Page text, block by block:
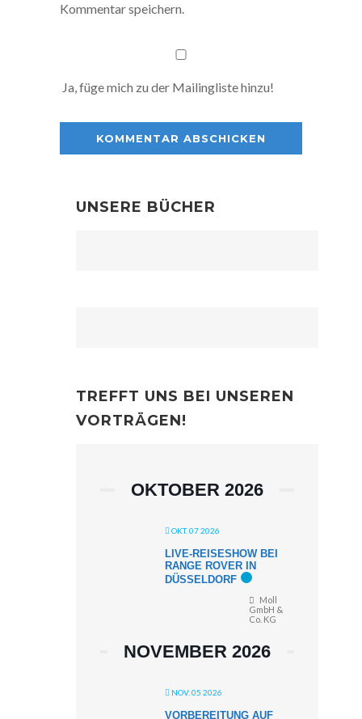
Kommentar speichern.
Ja, füge mich zu der Mailingliste hinzu!
UNSERE BÜCHER
TREFFT UNS BEI UNSEREN
VORTRÄGEN!
OKTOBER 2026
OKT. 07 2026
LIVE-REISESHOW BEI
RANGE ROVER IN
DÜSSELDORF
Moll
GmbH &
Co. KG
NOVEMBER 2026
NOV. 05 2026
VORBEREITUNG AUF